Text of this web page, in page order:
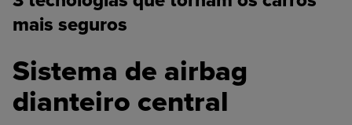
mais seguros
Sistema de airbag
dianteiro central